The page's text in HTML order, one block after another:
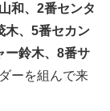
和、2番センタ
木、5番セカン
ー鈴木、8番サ
ーを組んで来